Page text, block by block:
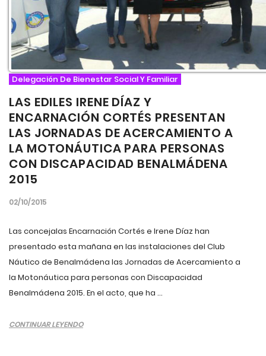
Delegación De Bienestar Social Y Familiar
LAS EDILES IRENE DÍAZ Y
ENCARNACIÓN CORTÉS PRESENTAN
LAS JORNADAS DE ACERCAMIENTO A
LA MOTONÁUTICA PARA PERSONAS
CON DISCAPACIDAD BENALMÁDENA
2015
02/10/2015
Las concejalas Encarnación Cortés e Irene Díaz han
presentado esta mañana en las instalaciones del Club
Náutico de Benalmádena las Jornadas de Acercamiento a
la Motonáutica para personas con Discapacidad
Benalmádena 2015. En el acto, que ha ...
CONTINUAR LEYENDO